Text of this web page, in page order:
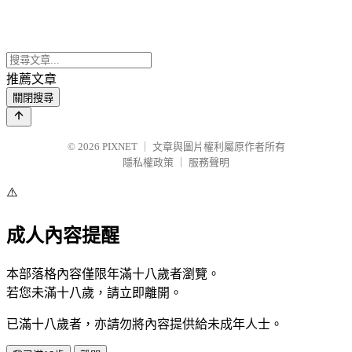
推薦文章
關閉搜尋
© 2026 PIXNET
文章與圖片權利屬原作者所有
隱私權政策
服務聲明
⚠️
成人內容提醒
本部落格內容僅限年滿十八歲者瀏覽。
若您未滿十八歲，請立即離開。
已滿十八歲者，亦請勿將內容提供給未成年人士。